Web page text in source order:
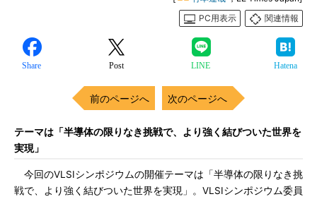
PC用表示
関連情報
Share Post LINE Hatena
前のページへ 次のページへ
テーマは「半導体の限りなき挑戦で、より強く結びついた世界を
実現」
今回のVLSIシンポジウムの開催テーマは「半導体の限りなき挑
戦で、より強く結びついた世界を実現」。VLSIシンポジウム委員